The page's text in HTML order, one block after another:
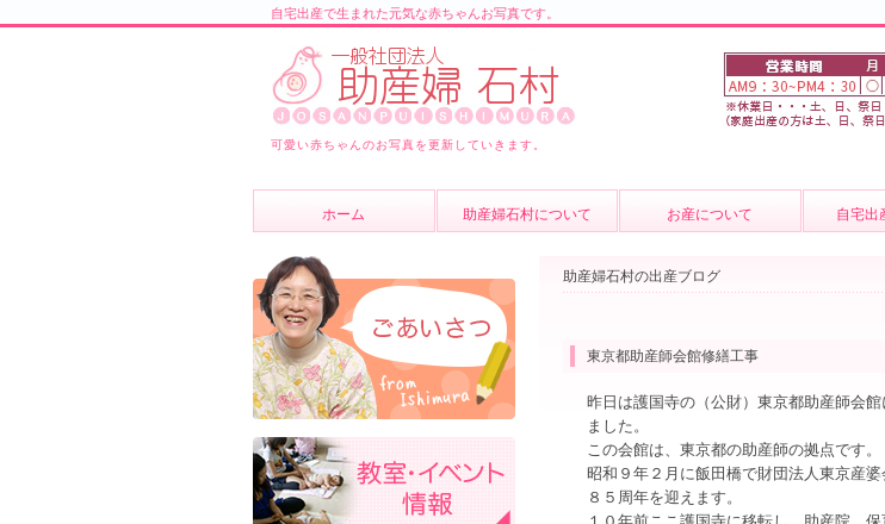
自宅出産で生まれた元気な赤ちゃんお写真です。
可愛い赤ちゃんのお写真を更新していきます。
ホーム 助産婦石村について
スタッフ紹介
よくあるご質問
ブログ
お産について
費用について
自宅出
助産婦石村の出産ブログ
東京都助産師会館修繕工事
昨日は護国寺の（公財）東京都助産師会
ました。
この会館は、東京都の助産師の拠点です。
昭和９年２月に飯田橋で財団法人東京産
８５周年を迎えます。